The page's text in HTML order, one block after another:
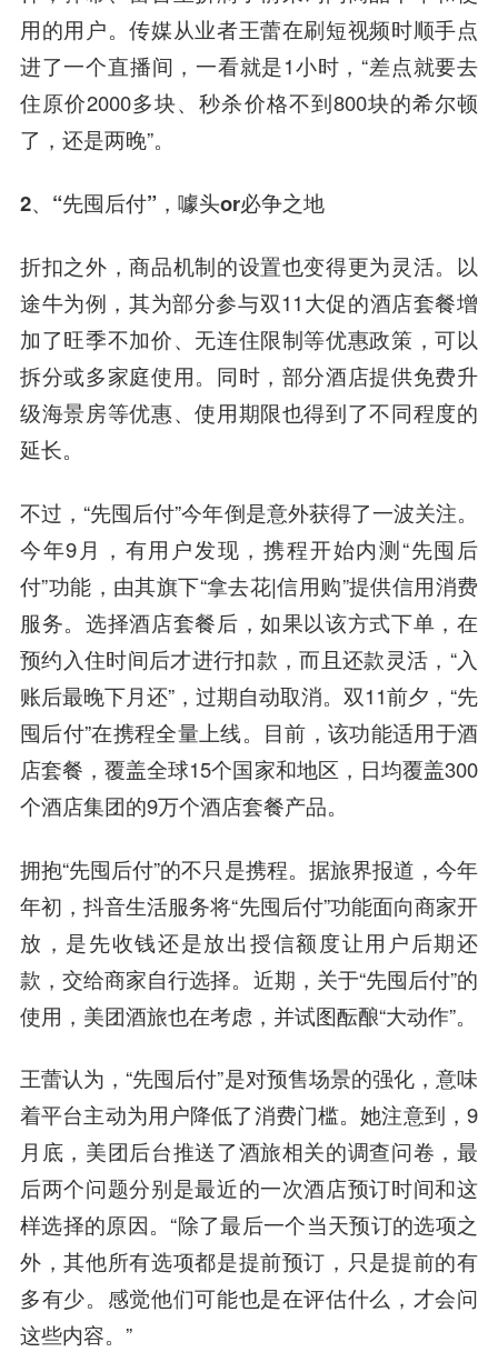
用的用户。传媒从业者王蕾在刷短视频时顺手点
进了一个直播间，一看就是1小时，“差点就要去
住原价2000多块、秒杀价格不到800块的希尔顿
了，还是两晚”。
2、“先囤后付”，噱头or必争之地
折扣之外，商品机制的设置也变得更为灵活。以
途牛为例，其为部分参与双11大促的酒店套餐增
加了旺季不加价、无连住限制等优惠政策，可以
拆分或多家庭使用。同时，部分酒店提供免费升
级海景房等优惠、使用期限也得到了不同程度的
延长。
不过，“先囤后付”今年倒是意外获得了一波关注。
今年9月，有用户发现，携程开始内测“先囤后
付”功能，由其旗下“拿去花|信用购”提供信用消费
服务。选择酒店套餐后，如果以该方式下单，在
预约入住时间后才进行扣款，而且还款灵活，“入
账后最晚下月还”，过期自动取消。双11前夕，“先
囤后付”在携程全量上线。目前，该功能适用于酒
店套餐，覆盖全球15个国家和地区，日均覆盖300
个酒店集团的9万个酒店套餐产品。
拥抱“先囤后付”的不只是携程。据旅界报道，今年
年初，抖音生活服务将“先囤后付”功能面向商家开
放，是先收钱还是放出授信额度让用户后期还
款，交给商家自行选择。近期，关于“先囤后付”的
使用，美团酒旅也在考虑，并试图酝酿“大动作”。
王蕾认为，“先囤后付”是对预售场景的强化，意味
着平台主动为用户降低了消费门槛。她注意到，9
月底，美团后台推送了酒旅相关的调查问卷，最
后两个问题分别是最近的一次酒店预订时间和这
样选择的原因。“除了最后一个当天预订的选项之
外，其他所有选项都是提前预订，只是提前的有
多有少。感觉他们可能也是在评估什么，才会问
这些内容。”